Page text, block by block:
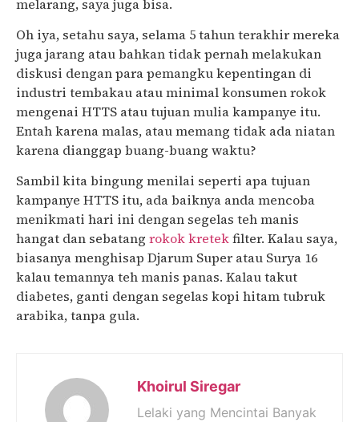
melarang, saya juga bisa.
Oh iya, setahu saya, selama 5 tahun terakhir mereka
juga jarang atau bahkan tidak pernah melakukan
diskusi dengan para pemangku kepentingan di
industri tembakau atau minimal konsumen rokok
mengenai HTTS atau tujuan mulia kampanye itu.
Entah karena malas, atau memang tidak ada niatan
karena dianggap buang-buang waktu?
Sambil kita bingung menilai seperti apa tujuan
kampanye HTTS itu, ada baiknya anda mencoba
menikmati hari ini dengan segelas teh manis
hangat dan sebatang rokok kretekfilter. Kalau saya,
biasanya menghisap Djarum Super atau Surya 16
kalau temannya teh manis panas. Kalau takut
diabetes, ganti dengan segelas kopi hitam tubruk
arabika, tanpa gula.
Khoirul Siregar
Lelaki yang Mencintai Banyak